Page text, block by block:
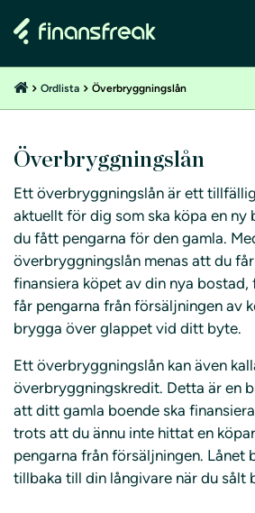
Ordlista Överbryggningslån
Överbryggningslån
Ett överbryggningslån är ett
aktuellt för dig som ska köpa en ny
du fått pengarna för den gamla.
överbryggningslån menas att du
finansiera köpet av din nya
får pengarna från försäljningen av
brygga över glappet vid ditt byte.
Ett överbryggningslån kan även
överbryggningskredit. Detta är en
att ditt gamla boende ska
trots att du ännu inte hittat en
pengarna från försäljningen. Lånet
tillbaka till din långivare när du sålt